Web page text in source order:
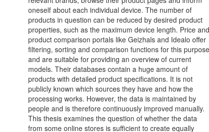
oneself about each individual device. The number of
products in question can be reduced by desired product
properties, such as the maximum device length. Price and
product comparison portals like Geizhals and Idealo offer
filtering, sorting and comparison functions for this purpose
and are suitable for providing an overview of current
models. Their databases contain a huge amount of
products with detailed product specifications. It is not
publicly known which sources they have and how the
processing works. However, the data is maintained by
people and is therefore continuously improved manually.
This thesis examines the question of whether the data
from some online stores is sufficient to create equally